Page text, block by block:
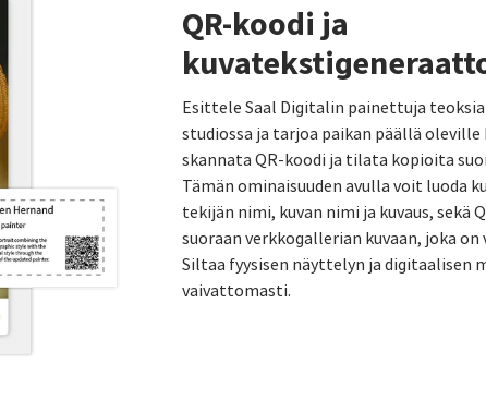
QR-koodi ja
Esittele Saal Digitalin painettuja
studiossa ja tarjoa paikan päällä
skannata QR-koodi ja tilata kopioita
Tämän ominaisuuden avulla voit luoda
tekijän nimi, kuvan nimi ja kuvaus, sekä
suoraan verkkogallerian kuvaan, joka
Siltaa fyysisen näyttelyn ja digitaalisen
vaivattomasti.